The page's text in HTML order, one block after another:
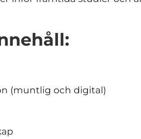
(muntlig och digital)